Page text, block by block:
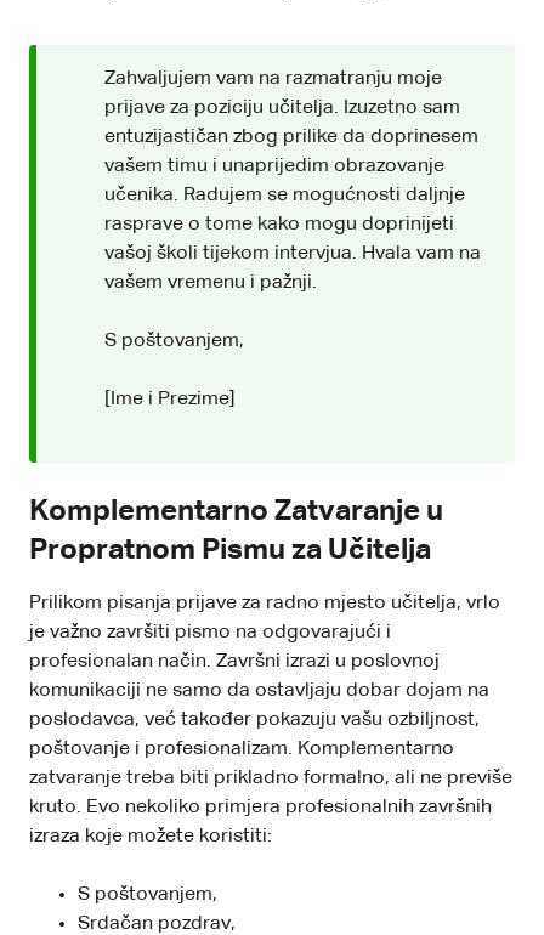
Zahvaljujem vam na razmatranju moje
prijave za poziciju učitelja. Izuzetno sam
entuzijastičan zbog prilike da doprinesem
vašem timu i unaprijedim obrazovanje
učenika. Radujem se mogućnosti daljnje
rasprave o tome kako mogu doprinijeti
vašoj školi tijekom intervjua. Hvala vam na
vašem vremenu i pažnji.
S poštovanjem,
[Ime i Prezime]
Komplementarno Zatvaranje u
Propratnom Pismu za Učitelja
Prilikom pisanja prijave za radno mjesto učitelja, vrlo
je važno završiti pismo na odgovarajući i
profesionalan način. Završni izrazi u poslovnoj
komunikaciji ne samo da ostavljaju dobar dojam na
poslodavca, već također pokazuju vašu ozbiljnost,
poštovanje i profesionalizam. Komplementarno
zatvaranje treba biti prikladno formalno, ali ne previše
kruto. Evo nekoliko primjera profesionalnih završnih
izraza koje možete koristiti:
S poštovanjem,
Srdačan pozdrav,